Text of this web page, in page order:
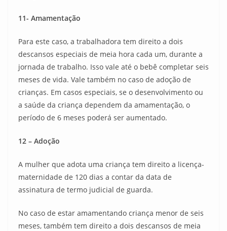
11- Amamentação
Para este caso, a trabalhadora tem direito a dois
descansos especiais de meia hora cada um, durante a
jornada de trabalho. Isso vale até o bebê completar seis
meses de vida. Vale também no caso de adoção de
crianças. Em casos especiais, se o desenvolvimento ou
a saúde da criança dependem da amamentação, o
período de 6 meses poderá ser aumentado.
12 – Adoção
A mulher que adota uma criança tem direito a licença-
maternidade de 120 dias a contar da data de
assinatura de termo judicial de guarda.
No caso de estar amamentando criança menor de seis
meses, também tem direito a dois descansos de meia